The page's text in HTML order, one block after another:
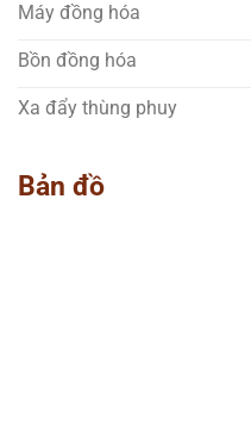
Máy đồng hóa
Bồn đồng hóa
Xa đẩy thùng phuy
Bản đồ